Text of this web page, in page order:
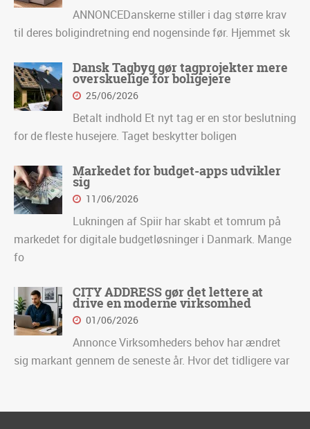
ANNONCEDanskerne stiller i dag større krav
til deres boligindretning end nogensinde før. Hjemmet sk
Dansk Tagbyg gør tagprojekter mere
overskuelige for boligejere
25/06/2026
Betalt indhold Et nyt tag er en stor beslutning
for de fleste husejere. Taget beskytter boligen
Markedet for budget-apps udvikler
sig
11/06/2026
Lukningen af Spiir har skabt et tomrum på
markedet for digitale budgetløsninger i Danmark. Mange
fo
CITY ADDRESS gør det lettere at
drive en moderne virksomhed
01/06/2026
Annonce Virksomheders behov har ændret
sig markant gennem de seneste år. Hvor det tidligere var